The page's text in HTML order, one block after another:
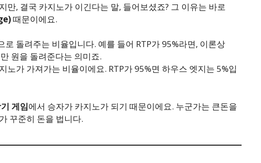
만, 결국 카지노가 이긴다는 말, 들어보셨죠? 그 이유는 바로
때문이에요.
로 돌려주는 비율입니다. 예를 들어 RTP가 95%라면, 이론상
원을 돌려준다는 의미죠.
노가 가져가는 비율이에요. RTP가 95%면 하우스 엣지는 5%입
게임에서 승자가 카지노가 되기 때문이에요. 누군가는 큰돈을
꾸준히 돈을 법니다.